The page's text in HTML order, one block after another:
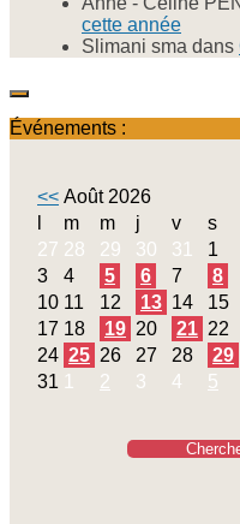
cette année
Slimani sma dans
Événements :
<< Août 2026
m m j v s
27 28 29 30 31 1
3
4 5 6 7 8
10 11 12 13 14 15
17 18 19 20 21 22
24 25 26 27 28 29
31 1 2 3 4 5